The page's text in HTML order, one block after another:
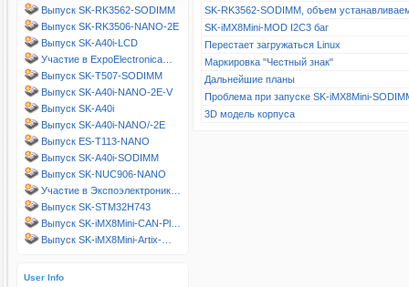
Выпуск SK-RK3562-SODIMM
Выпуск SK-RK3506-NANO-2E
Выпуск SK-A40i-LCD
Участие в ExpoElectronica…
Выпуск SK-T507-SODIMM
Выпуск SK-A40i-NANO-2E-V
Выпуск SK-A40i
Выпуск SK-A40i-NANO/-2E
Выпуск ES-T113-NANO
Выпуск SK-A40i-SODIMM
Выпуск SK-NUC906-NANO
Участие в Экспоэлектроник…
Выпуск SK-STM32H743
Выпуск SK-iMX8Mini-CAN-Pl…
Выпуск SK-iMX8Mini-Artix-…
User Info
SK-RK3562-SODIMM, объем
SK-iMX8Mini-MOD I2C3 баг
Перестает загружаться Linux
Маркировка "Честный знак"
Дальнейшие планы
Проблема при запуске SK-iMX8Mini-
3D модель корпуса